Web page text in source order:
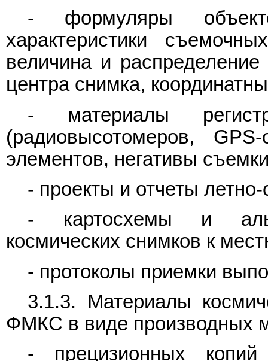
- формуляры
характеристики
величина и
центра снимка,
- материалы
(радиовысотомеров,
элементов, негативы
- проекты и отчеты
- картосхемы и
космических снимков к
- протоколы приемки
3.1.3. Материалы
ФМКС в виде производных
- прецизионных копий